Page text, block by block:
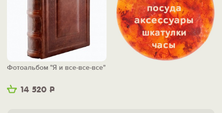
14 520 Р
Фотоальбом "Я и все-все-все"